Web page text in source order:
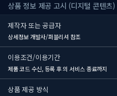
상품 정보 제공 고시 (디지털 콘텐츠)
제작자 또는 공급자
상세정보 개발사/퍼블리셔 참조
이용조건/이용기간
제품 코드 수신, 등록 후의 서비스 종료까지
상품 제공 방식